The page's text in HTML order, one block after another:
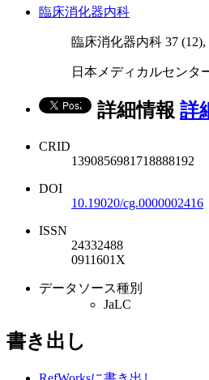
臨床消化器内科
臨床消化器内科 37 (12),
日本メディカルセンタ
詳細情報 詳
CRID
1390856981718888192
DOI
10.19020/cg.0000002416
ISSN
24332488
0911601X
データソース種別
JaLC
書き出し